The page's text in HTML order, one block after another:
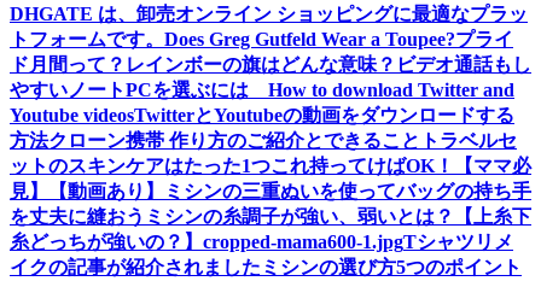
DHGATE は、卸売オンライン ショッピングに最適なプラッ
トフォームです。 Does Greg Gutfeld Wear a Toupee?プライ
ド月間って？レインボーの旗はどんな意味？ ビデオ通話もし
やすいノートPCを選ぶには How to download Twitter and
Youtube videosTwitterとYoutubeの動画をダウンロードする
方法クローン携帯 作り方のご紹介とできること トラベルセ
ットのスキンケアはたった1つこれ持ってけばOK！【ママ必
見】
【動画あり】ミシンの三重ぬいを使ってバッグの持ち手
を丈夫に縫おう ミシンの糸調子が強い、弱いとは？【上糸下
糸どっちが強いの？】 cropped-mama600-1.jpgTシャツリメ
イクの記事が紹介されました ミシンの選び方5つのポイント